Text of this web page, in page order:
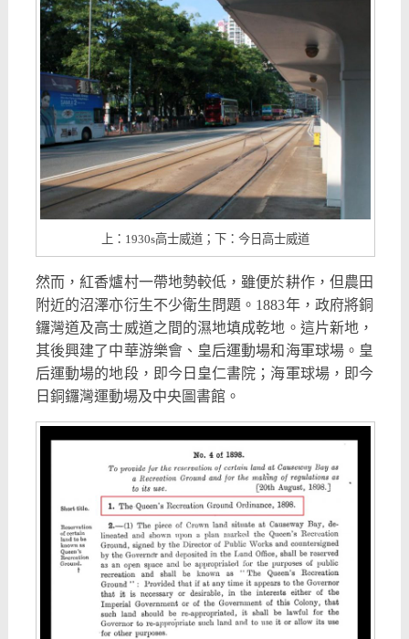
上：1930s高士威道；下：今日高士威道
然而，紅香爐村一帶地勢較低，雖便於耕作，但農田
附近的沼澤亦衍生不少衛生問題。1883年，政府將銅
鑼灣道及高士威道之間的濕地填成乾地。這片新地，
其後興建了中華游樂會、皇后運動場和海軍球場。皇
后運動場的地段，即今日皇仁書院；海軍球場，即今
日銅鑼灣運動場及中央圖書館。